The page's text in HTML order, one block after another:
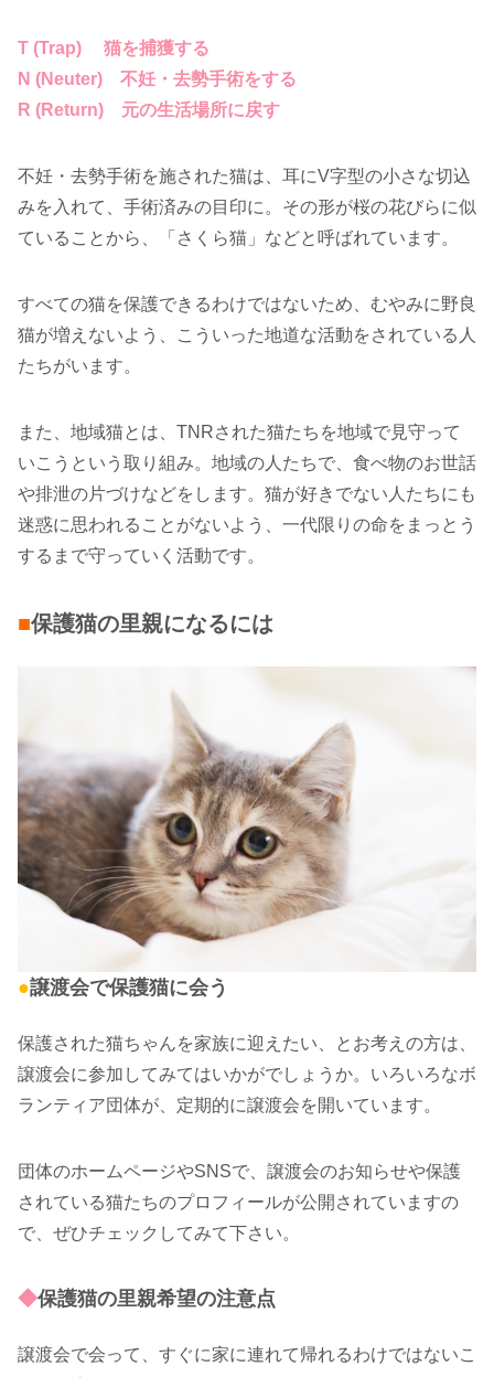
T (Trap) 猫を捕獲する
N (Neuter) 不妊・去勢手術をする
R (Return) 元の生活場所に戻す
不妊・去勢手術を施された猫は、耳にV字型の小さな切込
みを入れて、手術済みの目印に。その形が桜の花びらに似
ていることから、「さくら猫」などと呼ばれています。
すべての猫を保護できるわけではないため、むやみに野良
猫が増えないよう、こういった地道な活動をされている人
たちがいます。
また、地域猫とは、TNRされた猫たちを地域で見守って
いこうという取り組み。地域の人たちで、食べ物のお世話
や排泄の片づけなどをします。猫が好きでない人たちにも
迷惑に思われることがないよう、一代限りの命をまっとう
するまで守っていく活動です。
■保護猫の里親になるには
●譲渡会で保護猫に会う
保護された猫ちゃんを家族に迎えたい、とお考えの方は、
譲渡会に参加してみてはいかがでしょうか。いろいろなボ
ランティア団体が、定期的に譲渡会を開いています。
団体のホームページやSNSで、譲渡会のお知らせや保護
されている猫たちのプロフィールが公開されていますの
で、ぜひチェックしてみて下さい。
◆保護猫の里親希望の注意点
譲渡会で会って、すぐに家に連れて帰れるわけではないこ